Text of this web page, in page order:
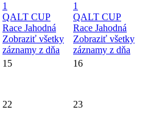
1
QALT CUP
Race Jahodná
Zobraziť všetky
záznamy z dňa
1
QALT CUP
Race Jahodná
Zobraziť všetky
záznamy z dňa
15 16
22 23